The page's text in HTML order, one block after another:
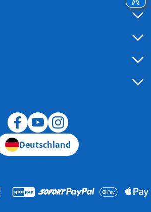
Deutschland